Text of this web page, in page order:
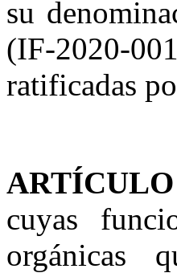
su
(IF-2020-
ratificadas
cuyas
orgánicas